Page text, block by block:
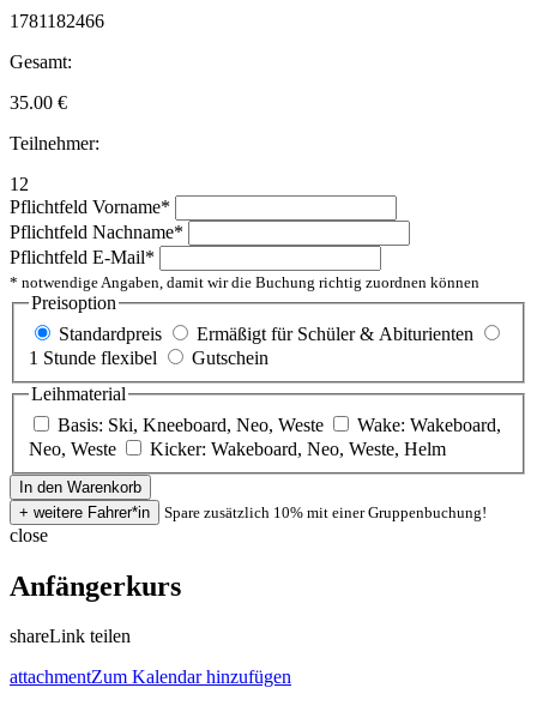
1781182466
Gesamt:
35.00 €
Teilnehmer:
12
Pflichtfeld Vorname*
Pflichtfeld Nachname*
Pflichtfeld E-Mail*
* notwendige Angaben, damit wir die Buchung richtig zuordnen können
Preisoption
Standardpreis
Ermäßigt für Schüler & Abiturienten
1 Stunde flexibel
Gutschein
Leihmaterial
Basis: Ski, Kneeboard, Neo, Weste
Wake: Wakeboard,
Neo, Weste
Kicker: Wakeboard, Neo, Weste, Helm
Spare zusätzlich 10% mit einer Gruppenbuchung!
close
Anfängerkurs
shareLink teilen
attachmentZum Kalendar hinzufügen